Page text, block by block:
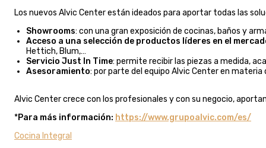
Los nuevos Alvic Center están ideados para aportar todas las
Showrooms: con una gran exposición de cocinas, baños y
Acceso a una selección de productos líderes en el
Hettich, Blum,…
Servicio Just In Time: permite recibir las piezas a medida,
Asesoramiento: por parte del equipo Alvic Center en
Alvic Center crece con los profesionales y con su negocio,
*Para más información: https://www.grupoalvic.com/es/
Cocina Integral